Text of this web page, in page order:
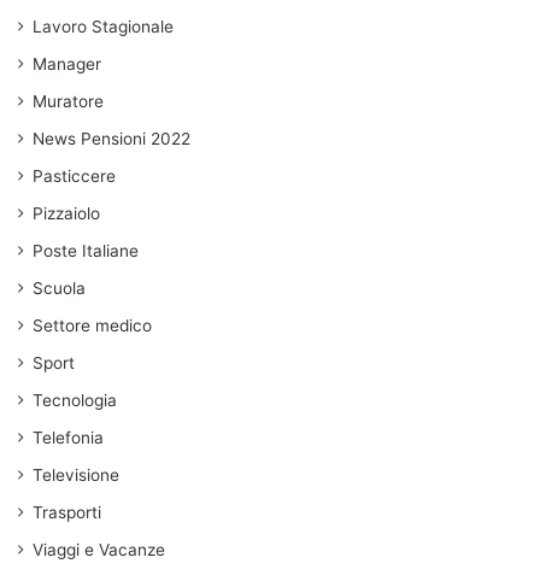
Lavoro Stagionale
Manager
Muratore
News Pensioni 2022
Pasticcere
Pizzaiolo
Poste Italiane
Scuola
Settore medico
Sport
Tecnologia
Telefonia
Televisione
Trasporti
Viaggi e Vacanze